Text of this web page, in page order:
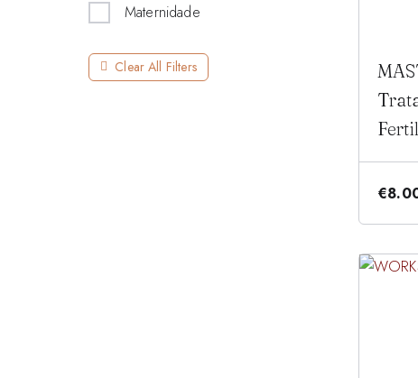
Maternidade
Clear All Filters
€